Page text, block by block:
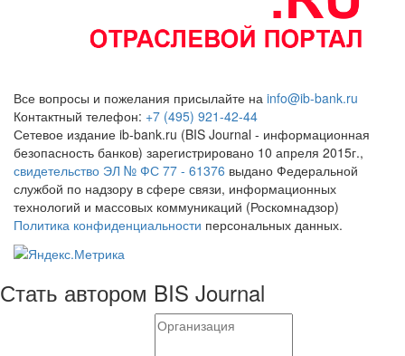
Все вопросы и пожелания присылайте на info@ib-bank.ru
Контактный телефон: +7 (495) 921-42-44
Сетевое издание ib-bank.ru (BIS Journal - информационная
безопасность банков) зарегистрировано 10 апреля 2015г.,
свидетельство ЭЛ № ФС 77 - 61376 выдано Федеральной
службой по надзору в сфере связи, информационных
технологий и массовых коммуникаций (Роскомнадзор)
Политика конфиденциальности персональных данных.
Стать автором BIS Journal